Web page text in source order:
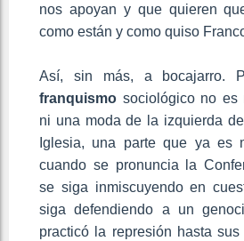
nos apoyan y que quieren
como están y como quiso
Así, sin más, a bocajarro.
franquismo sociológico no es
ni una moda de la izquierda
Iglesia, una parte que ya es
cuando se pronuncia la
se siga inmiscuyendo en
siga defendiendo a un
practicó la represión hasta